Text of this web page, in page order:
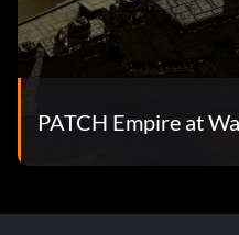
PATCH Empire at